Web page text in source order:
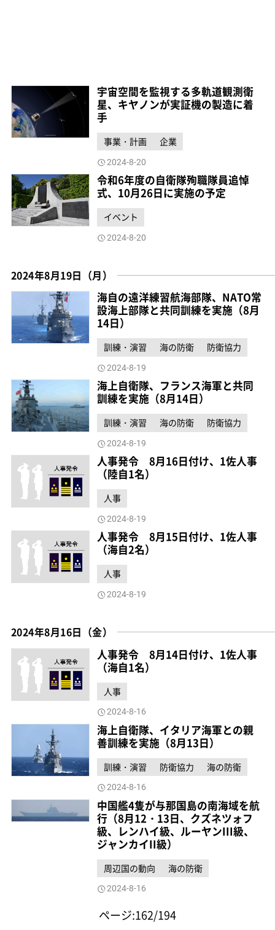
宇宙空間を監視する多軌道観測衛
星、キヤノンが実証機の製造に着
手
事業・計画 企業
2024-8-20
令和6年度の自衛隊殉職隊員追悼
式、10月26日に実施の予定
イベント
2024-8-20
2024年8月19日（月）
海自の遠洋練習航海部隊、NATO常
設海上部隊と共同訓練を実施（8月
14日）
訓練・演習 海の防衛 防衛協力
2024-8-19
海上自衛隊、フランス海軍と共同
訓練を実施（8月14日）
訓練・演習 海の防衛 防衛協力
2024-8-19
人事発令 8月16日付け、1佐人事
（陸自1名）
人事
2024-8-19
人事発令 8月15日付け、1佐人事
（海自2名）
人事
2024-8-19
2024年8月16日（金）
人事発令 8月14日付け、1佐人事
（海自1名）
人事
2024-8-16
海上自衛隊、イタリア海軍との親
善訓練を実施（8月13日）
訓練・演習 防衛協力 海の防衛
2024-8-16
中国艦4隻が与那国島の南海域を航
行（8月12・13日、クズネツォフ
級、レンハイ級、ルーヤンIII級、
ジャンカイII級）
周辺国の動向 海の防衛
2024-8-16
ページ:162/194